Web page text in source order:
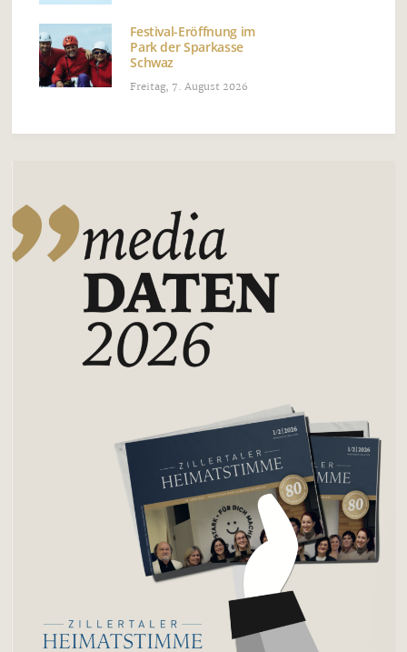
Festival-Eröffnung im
Park der Sparkasse
Schwaz
Freitag, 7. August 2026